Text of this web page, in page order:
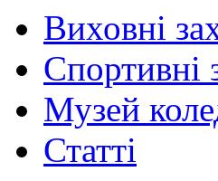
Виховні
Спортивні
Музей
Статті